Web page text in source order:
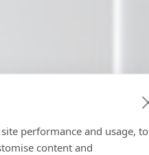
performance and usage, to
content and